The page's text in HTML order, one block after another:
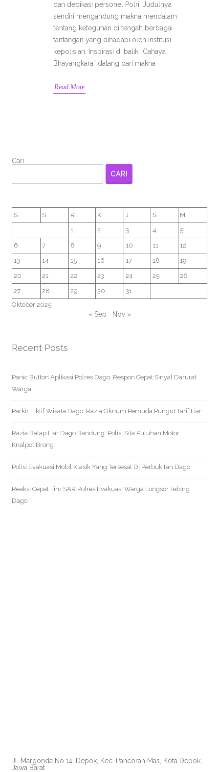
dan dedikasi personel Polri. Judulnya
sendiri mengandung makna mendalam
tentang keteguhan di tengah berbagai
tantangan yang dihadapi oleh institusi
kepolisian. Inspirasi di balik “Cahaya
Bhayangkara” datang dari makna
Read More
Cari
CARI
Oktober 2025
S S R K J S M
1 2 3 4 5
6 7 8 9 10 11 12
13 14 15 16 17 18 19
20 21 22 23 24 25 26
27 28 29 30 31
« Sep Nov »
Recent Posts
Panic Button Aplikasi Polres Dago: Respon Cepat Sinyal Darurat
Warga
Parkir Fiktif Wisata Dago: Razia Oknum Pemuda Pungut Tarif Liar
Razia Balap Liar Dago Bandung: Polisi Sita Puluhan Motor
Knalpot Brong
Polisi Evakuasi Mobil Klasik Yang Tersesat Di Perbukitan Dago
Reaksi Cepat Tim SAR Polres Evakuasi Warga Longsor Tebing
Dago
Jl. Margonda No.14, Depok, Kec. Pancoran Mas, Kota Depok,
Jawa Barat